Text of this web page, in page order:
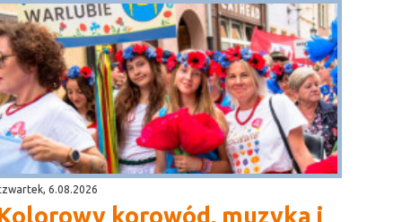
6.08.2026
korowód, muzyka i